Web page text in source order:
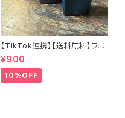
【TikTok連携】【送料無料】ラー
メン屋が作る本物のチャーシュ
ー専用だれ３個セット（８０ｃｃ×
３個）焼き豚 煮豚 焼き肉 和風
こだわり素材 肉用ソース ステー
¥900
10%OFF